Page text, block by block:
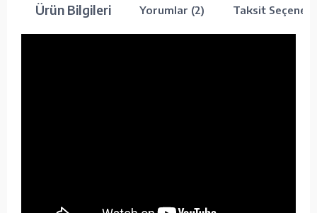
Ürün Bilgileri Yorumlar (2) Taksit